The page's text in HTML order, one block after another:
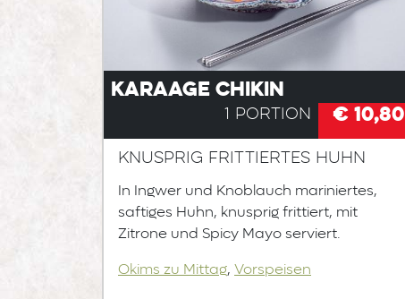
Karaage Chikin
1 Portion € 10,80
Knusprig frittiertes Huhn
In Ingwer und Knoblauch mariniertes,
saftiges Huhn, knusprig frittiert, mit
Zitrone und Spicy Mayo serviert.
Okims zu Mittag, Vorspeisen